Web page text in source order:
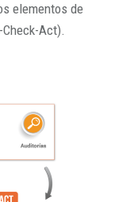
elementos de
Act).